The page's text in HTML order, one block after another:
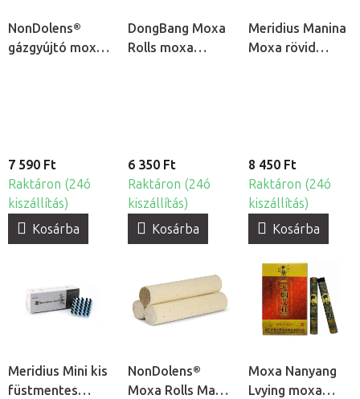
NonDolens®
gázgyújtó moxa
7 590 Ft
Raktáron (24ó
kiszállítás)
Kosárba
DongBang Moxa
Rolls moxa
6 350 Ft
Raktáron (24ó
kiszállítás)
Kosárba
Meridius Manina
Moxa rövid
8 450 Ft
Raktáron (24ó
kiszállítás)
Kosárba
Meridius Mini kis
füstmentes
NonDolens®
Moxa Rolls Max
Moxa Nanyang
Lvying moxa